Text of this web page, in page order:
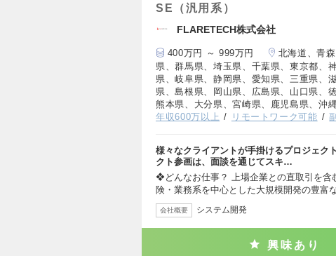
SE（汎用系）
FLARETECH株式会社
400万円 ～ 999万円
北海道、青
県、群馬県、埼玉県、千葉県、東京都、
県、岐阜県、静岡県、愛知県、三重県、
県、島根県、岡山県、広島県、山口県、
熊本県、大分県、宮崎県、鹿児島県、沖
年収600万以上
リモートワーク可能
様々なクライアントが手掛けるプロジェク
クト参画は、面談を通じてスキ…
❖どんなお仕事？ 上場企業との直取引を含
険・業務系を中心とした大規模開発の豊富
会社概要 システム開発
興味あり